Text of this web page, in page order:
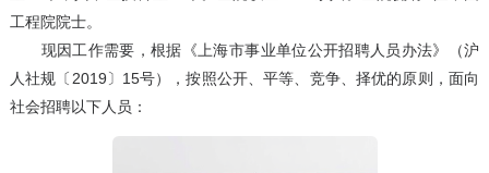
工程院院士。
现因工作需要，根据《上海市事业单位公开招聘人员办法》（沪
人社规〔2019〕15号），按照公开、平等、竞争、择优的原则，面向
社会招聘以下人员：